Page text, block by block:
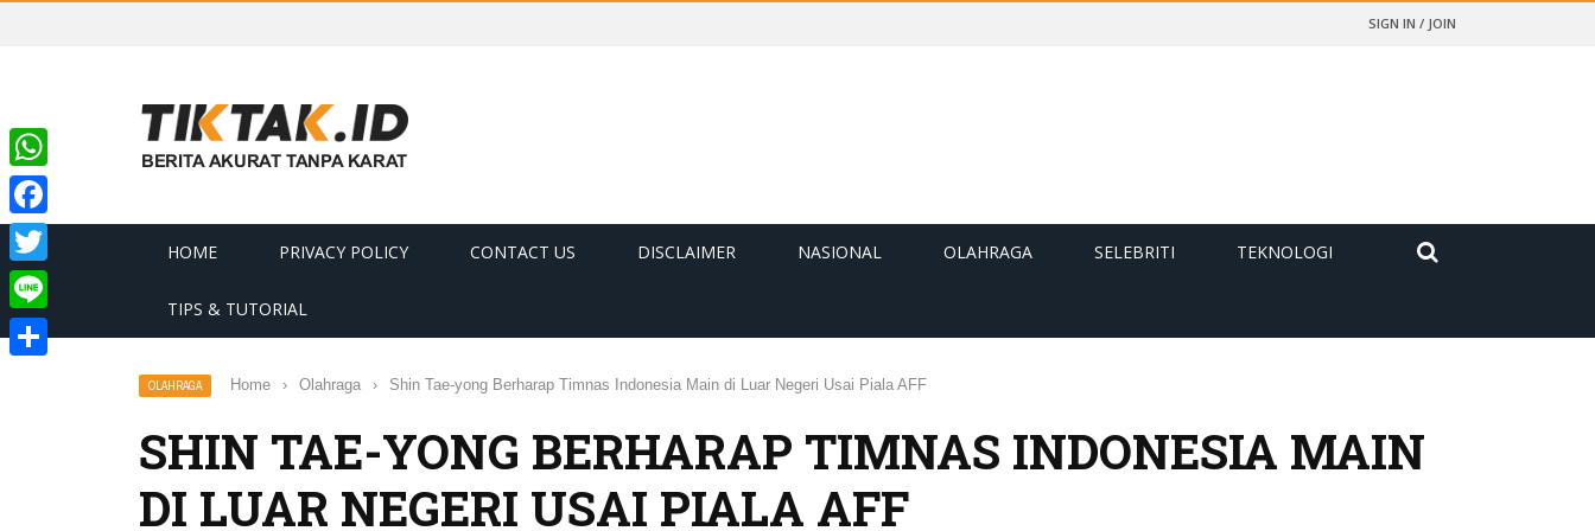
SIGN IN / JOIN
HOME PRIVACY POLICY CONTACT US DISCLAIMER NASIONAL OLAHRAGA SELEBRITI TEKNOLOGI
TIPS & TUTORIAL
OLAHRAGA Home › Olahraga › Shin Tae-yong Berharap Timnas Indonesia Main di Luar Negeri Usai Piala AFF
SHIN TAE-YONG BERHARAP TIMNAS INDONESIA MAIN
DI LUAR NEGERI USAI PIALA AFF
WhatsApp
Facebook
Twitter
Line